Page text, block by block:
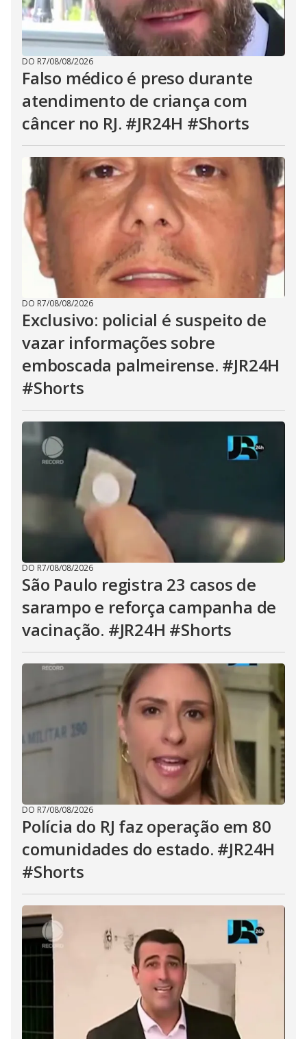
DO R7/08/08/2026
Falso médico é preso durante
atendimento de criança com
câncer no RJ. #JR24H #Shorts
DO R7/08/08/2026
Exclusivo: policial é suspeito de
vazar informações sobre
emboscada palmeirense. #JR24H
#Shorts
DO R7/08/08/2026
São Paulo registra 23 casos de
sarampo e reforça campanha de
vacinação. #JR24H #Shorts
DO R7/08/08/2026
Polícia do RJ faz operação em 80
comunidades do estado. #JR24H
#Shorts